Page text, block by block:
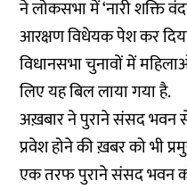
ने लोकसभा में ‘नारी शक्ति
आरक्षण विधेयक पेश कर
विधानसभा चुनावों में
लिए यह बिल लाया गया है.
अख़बार ने पुराने संसद
प्रवेश होने की ख़बर को भी
एक तरफ पुराने संसद भवन